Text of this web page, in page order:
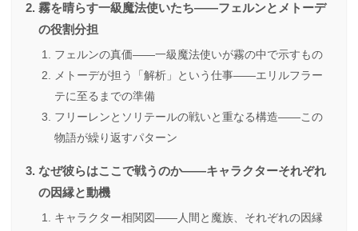
霧を晴らす一級魔法使いたち――フェルンとメトーデ
の役割分担
フェルンの真価――一級魔法使いが霧の中で示すもの
メトーデが担う「解析」という仕事――エリルフラー
テに至るまでの準備
フリーレンとソリテールの戦いと重なる構造――この
物語が繰り返すパターン
なぜ彼らはここで戦うのか――キャラクターそれぞれ
の因縁と動機
キャラクター相関図――人間と魔族、それぞれの因縁